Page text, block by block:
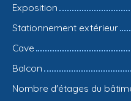
Exposition
Stationnement extérieur
Cave
Balcon
Nombre d'étages du